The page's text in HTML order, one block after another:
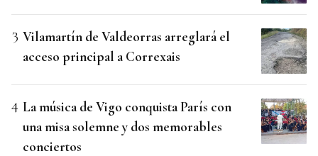
Vilamartín de Valdeorras arreglará el
acceso principal a Correxais
La música de Vigo conquista París con
una misa solemne y dos memorables
conciertos